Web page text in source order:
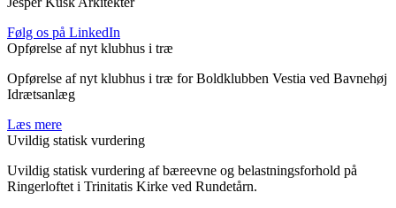
Følg os på LinkedIn
Opførelse af nyt klubhus i træ
Opførelse af nyt klubhus i træ for Boldklubben Vestia ved Bavnehøj
Idrætsanlæg
Læs mere
Uvildig statisk vurdering
Uvildig statisk vurdering af bæreevne og belastningsforhold på
Ringerloftet i Trinitatis Kirke ved Rundetårn.